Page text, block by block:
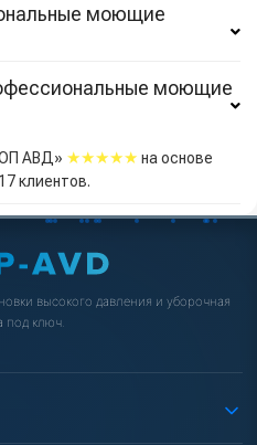
моющие
моющие
АВД» ★★★★★ на основе
17клиентов.
высокого давления и уборочная
под ключ.